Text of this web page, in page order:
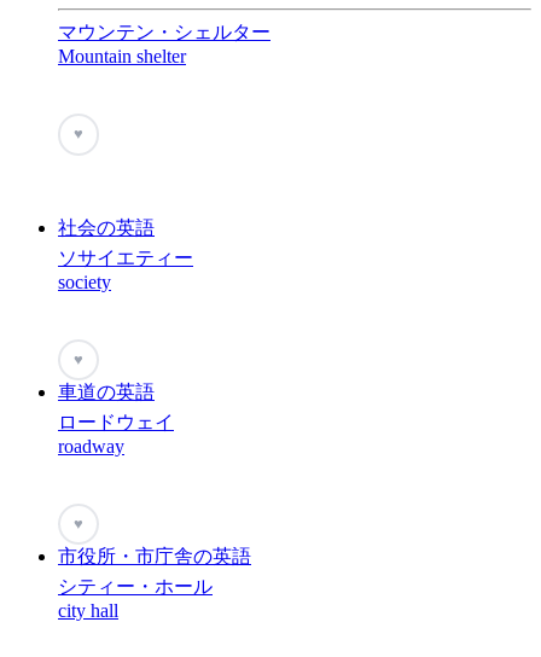
マウンテン・シェルター
Mountain shelter
♥
社会の英語
ソサイエティー
society
♥
車道の英語
ロードウェイ
roadway
♥
市役所・市庁舎の英語
シティー・ホール
city hall